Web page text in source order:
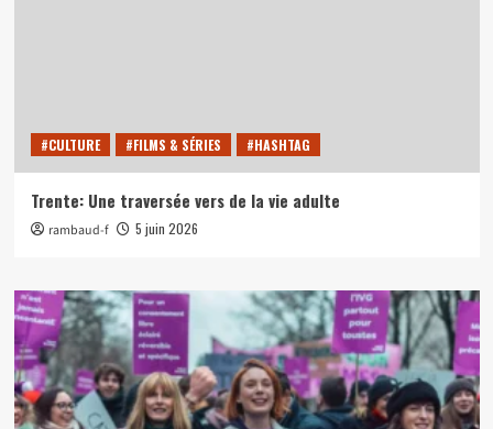
#CULTURE #FILMS & SÉRIES #HASHTAG
Trente: Une traversée vers de la vie adulte
rambaud-f 5 juin 2026